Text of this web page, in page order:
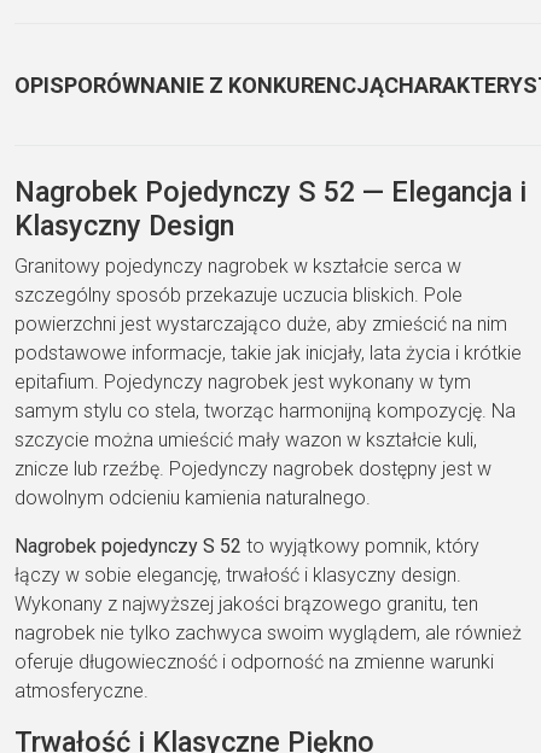
OPISPORÓWNANIE Z KONKURENCJĄ
Nagrobek Pojedynczy S 52 — Elegancja i
Klasyczny Design
Granitowy pojedynczy nagrobek w kształcie serca w
szczególny sposób przekazuje uczucia bliskich. Pole
powierzchni jest wystarczająco duże, aby zmieścić na nim
podstawowe informacje, takie jak inicjały, lata życia i krótkie
epitafium. Pojedynczy nagrobek jest wykonany w tym
samym stylu co stela, tworząc harmonijną kompozycję. Na
szczycie można umieścić mały wazon w kształcie kuli,
znicze lub rzeźbę. Pojedynczy nagrobek dostępny jest w
dowolnym odcieniu kamienia naturalnego.
Nagrobek pojedynczy S 52 to wyjątkowy pomnik, który
łączy w sobie elegancję, trwałość i klasyczny design.
Wykonany z najwyższej jakości brązowego granitu, ten
nagrobek nie tylko zachwyca swoim wyglądem, ale również
oferuje długowieczność i odporność na zmienne warunki
atmosferyczne.
Trwałość i Klasyczne Piękno